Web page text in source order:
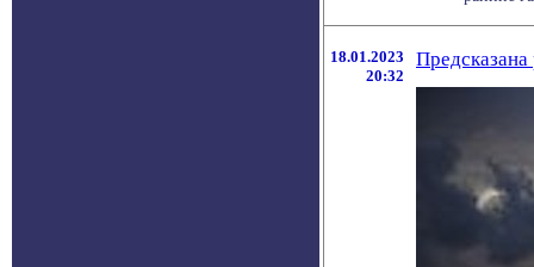
18.01.2023
20:32